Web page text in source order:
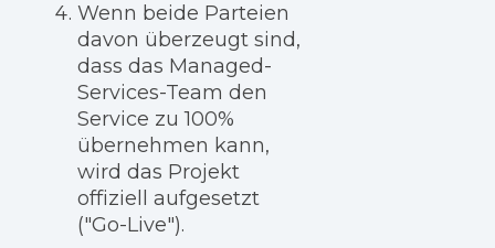
Wenn beide Parteien
davon überzeugt sind,
dass das Managed-
Services-Team den
Service zu 100%
übernehmen kann,
wird das Projekt
offiziell aufgesetzt
("Go-Live").